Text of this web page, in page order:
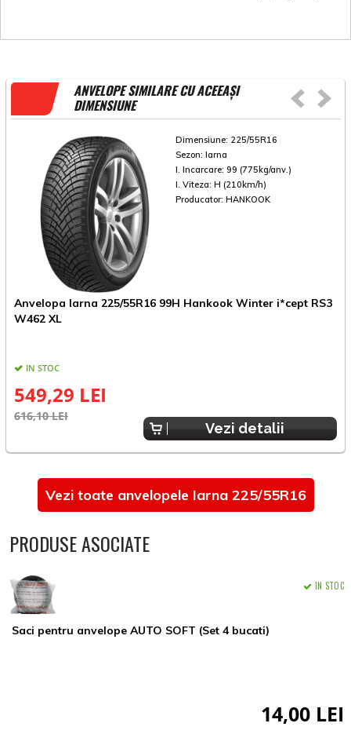
ANVELOPE SIMILARE CU ACEEAȘI
DIMENSIUNE
Dimensiune: 225/55R16
Sezon: Iarna
I. Incarcare: 99 (775kg/anv.)
I. Viteza: H (210km/h)
Producator: HANKOOK
Anvelopa Iarna 225/55R16 99H Hankook Winter i*cept RS3
W462 XL
IN STOC
549,29 LEI
616,10 LEI
Vezi detalii
Vezi toate anvelopele Iarna 225/55R16
PRODUSE ASOCIATE
Saci pentru anvelope AUTO SOFT (Set 4 bucati)
IN STOC
14,00 LEI